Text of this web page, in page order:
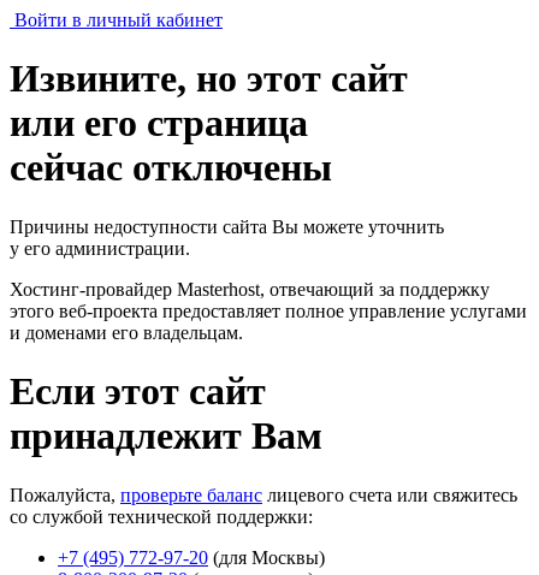
Войти в личный кабинет
Извините, но этот сайт
или его страница
сейчас отключены
Причины недоступности сайта Вы можете уточнить
у его администрации.
Хостинг-провайдер Masterhost, отвечающий за поддержку
этого веб-проекта предоставляет полное управление услугами
и доменами его владельцам.
Если этот сайт
принадлежит Вам
Пожалуйста, проверьте баланс лицевого счета или свяжитесь
со службой технической поддержки:
+7 (495) 772-97-20 (для Москвы)